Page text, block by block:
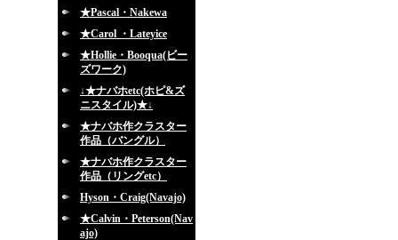
★Pascal・Nakewa
★Carol ・Lateyice
★Hollie・Booqua(ビー
ズワーク)
↓★ナバホetc(ホピ&ズ
ニスタイル)★↓
★ナバホ作クラスター
作品（バングル）
★ナバホ作クラスター
作品（リングetc）
Hyson・Craig(Navajo)
★Calvin・Peterson(Nav
ajo)